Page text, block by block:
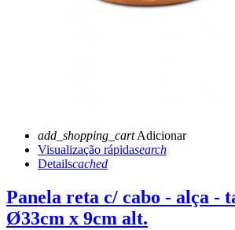
add_shopping_cartAdicionar
Visualização rápidasearch
Detailscached
Panela reta c/ cabo - alça -
Ø33cm x 9cm alt.